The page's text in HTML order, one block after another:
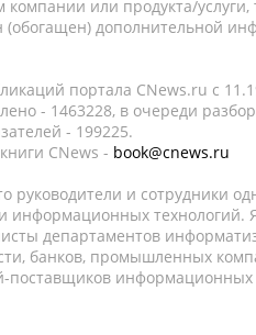
компании или продукта/
(обогащен) дополнительной
портала CNews.ru c
- 1463228, в очереди
- 199225.
CNews - book@cnews.ru
руководители и сотрудники
информационных
департаментов
банков, промышленных
поставщиков информационных